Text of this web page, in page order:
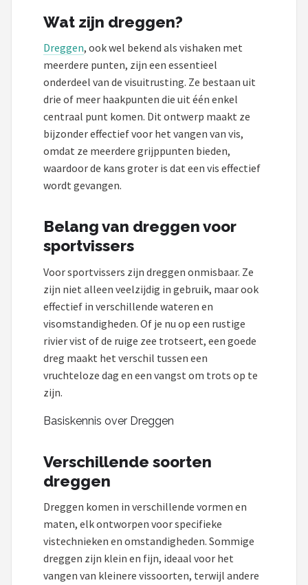
Mikado
Alle merken →
Wat zijn dreggen?
Dreggen, ook wel bekend als vishaken met
meerdere punten, zijn een essentieel
onderdeel van de visuitrusting. Ze bestaan uit
drie of meer haakpunten die uit één enkel
centraal punt komen. Dit ontwerp maakt ze
bijzonder effectief voor het vangen van vis,
omdat ze meerdere grijppunten bieden,
waardoor de kans groter is dat een vis effectief
wordt gevangen.
Belang van dreggen voor
sportvissers
Voor sportvissers zijn dreggen onmisbaar. Ze
zijn niet alleen veelzijdig in gebruik, maar ook
effectief in verschillende wateren en
visomstandigheden. Of je nu op een rustige
rivier vist of de ruige zee trotseert, een goede
dreg maakt het verschil tussen een
vruchteloze dag en een vangst om trots op te
zijn.
Basiskennis over Dreggen
Verschillende soorten
dreggen
Dreggen komen in verschillende vormen en
maten, elk ontworpen voor specifieke
vistechnieken en omstandigheden. Sommige
dreggen zijn klein en fijn, ideaal voor het
vangen van kleinere vissoorten, terwijl andere